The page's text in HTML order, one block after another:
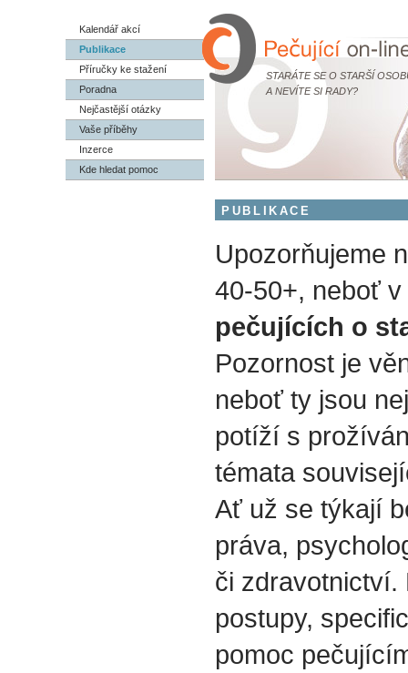
STARÁTE SE O STARŠÍ
A NEVÍTE SI RADY?
Kalendář akcí
Publikace
Příručky ke stažení
Poradna
Nejčastější otázky
Vaše příběhy
Inzerce
Kde hledat pomoc
PUBLIKACE
Upozorňujeme
40-50+, neboť
pečujících o
Pozornost je
neboť ty jsou
potíží s
témata
Ať už se týkají
práva,
či zdravotnictví.
postupy,
pomoc